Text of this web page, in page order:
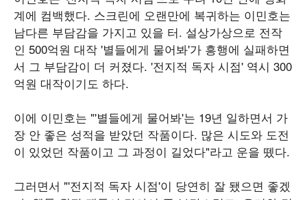
계에 컴백했다. 스크린에 오랜만에 복귀하는 이민호는
남다른 부담감을 가지고 있을 터. 설상가상으로 전작
인 500억원 대작 '별들에게 물어봐'가 흥행에 실패하면
서 그 부담감이 더 커졌다. '전지적 독자 시점' 역시 300
억원 대작이기도 하다.
이에 이민호는 "'별들에게 물어봐'는 19년 일하면서 가
장 안 좋은 성적을 받았던 작품이다. 많은 시도와 도전
이 있었던 작품이고 그 과정이 길었다"라고 운을 뗐다.
그러면서 "'전지적 독자 시점'이 당연히 잘 됐으면 좋겠